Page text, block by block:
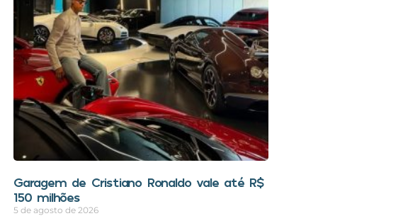
Garagem de Cristiano Ronaldo vale até R$
150 milhões
5 de agosto de 2026